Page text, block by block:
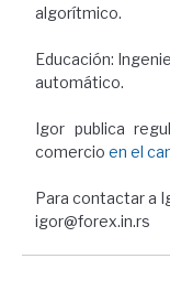
algorítmico.
Educación:
automático.
Igor publica
comercio en el
Para contactar a
igor@forex.in.rs